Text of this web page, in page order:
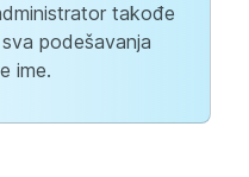
takođe
podešavanja
ime.